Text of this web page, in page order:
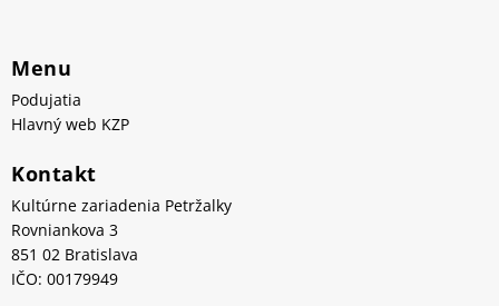
Menu
Podujatia
Hlavný web KZP
Kontakt
Kultúrne zariadenia Petržalky
Rovniankova 3
851 02 Bratislava
IČO: 00179949